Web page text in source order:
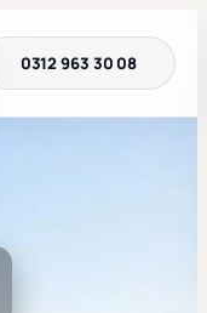
0312 963 30 08